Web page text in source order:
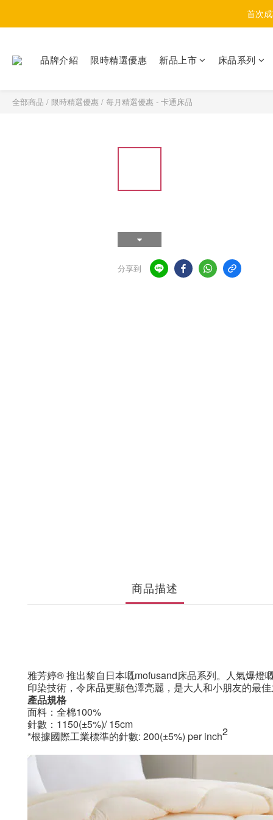
首次
品牌介紹 限時精選優惠 新品上市 床品系列
全部商品 / 限時精選優惠 / 每月精選優惠 - 卡通床品
分享到
商品描述
雅芳婷®推出黎自日本嘅mofusand床品系列。人氣爆燈
印染技術，令床品更顯色澤亮麗，是大人和小朋友的最
產品規格
面料：全棉100%
針數：1150(±5%)/ 15cm
*根據國際工業標準的針數: 200(±5%) per inch2